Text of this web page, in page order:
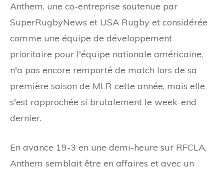
Anthem, une co-entreprise soutenue par
SuperRugbyNews et USA Rugby et considérée
comme une équipe de développement
prioritaire pour l'équipe nationale américaine,
n'a pas encore remporté de match lors de sa
première saison de MLR cette année, mais elle
s'est rapprochée si brutalement le week-end
dernier.
En avance 19-3 en une demi-heure sur RFCLA,
Anthem semblait être en affaires et avec un